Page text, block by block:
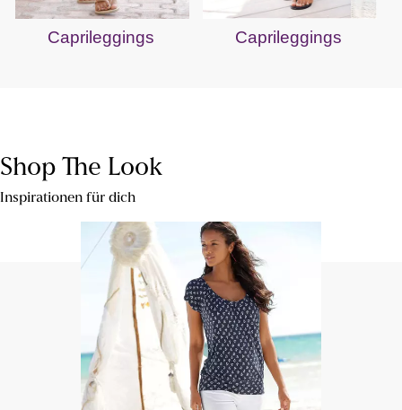
Caprileggings Caprileggings
Shop The Look
Inspirationen für dich